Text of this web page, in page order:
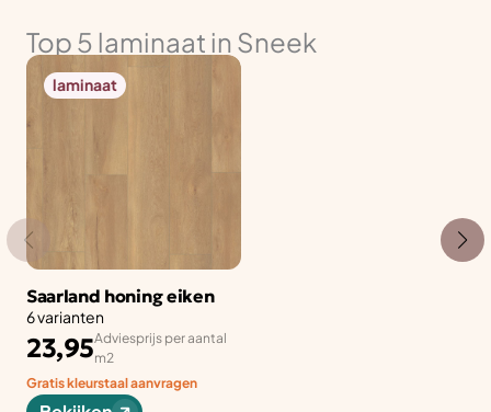
Top 5 laminaat in Sneek
laminaat
Saarland honing eiken
6 varianten
23,95Adviesprijs per aantal
m2
Gratis kleurstaal aanvragen